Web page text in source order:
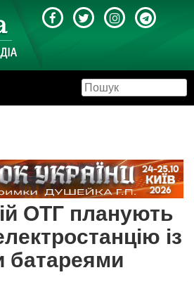
ОТГ планують
із
батареями